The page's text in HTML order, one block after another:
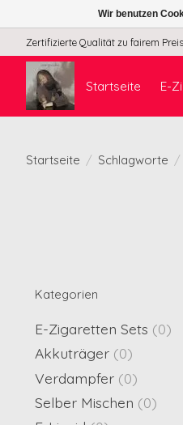
Zertifizierte Qualität zu fairem Preis
Startseite E-
Startseite / Schlagworte /
Kategorien
E-Zigaretten Sets (0)
Akkuträger (0)
Verdampfer (0)
Selber Mischen (0)
Wir benutzen